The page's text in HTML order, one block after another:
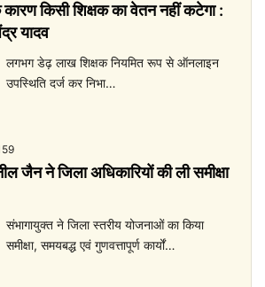
किसी शिक्षक का वेतन नहीं कटेगा :
यादव
लगभग डेढ़ लाख शिक्षक नियमित रूप से ऑनलाइन
उपस्थिति दर्ज कर निभा…
जैन ने जिला अधिकारियों की ली समीक्षा
संभागायुक्त ने जिला स्तरीय योजनाओं का किया
समीक्षा, समयबद्ध एवं गुणवत्तापूर्ण कार्यों…